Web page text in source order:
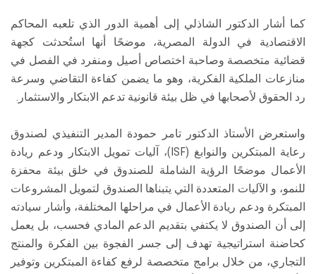
كما أشار الدكتور الشاذلي إلى أهمية الدور الذي تلعبه المحاكم
الاقتصادية في الدولة المصرية، موضحًا أنها استُحدثت كجهة
قضائية متخصصة وصاحبة اختصاص أصيل ومنفرد في الفصل في
منازعات الملكية الفكرية، وهو ما يضمن كفاءة التقاضي وسرعة
رد الحقوق لأصحابها في ظل بيئة قانونية تدعم الابتكار والاستثمار.
واستعرض الأستاذ الدكتور تامر حمودة المدير التنفيذي لصندوق
رعاية المبتكرين والنوابغ (ISF)، آليات تمويل الابتكار ودعم ريادة
الأعمال موضحًا الرؤية الشاملة للصندوق في خلق بيئة محفزة
للنمو، و الآليات المتعددة التي يتبناها الصندوق لتمويل المشروعات
المبتكرة ودعم ريادة الأعمال في مراحلها المختلفة، وأشار سيادته
إلى أن الصندوق لا يكتفي بتقديم الدعم المادي فحسب، بل يعمل
كحاضنة استراتيجية تهدف إلى جسر الفجوة بين الفكرة والمنتج
التجاري، من خلال برامج متخصصة لرفع كفاءة المبتكرين وتوفير